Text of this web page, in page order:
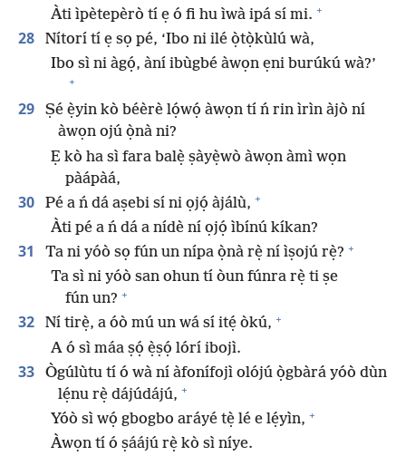
Àti ìpètepèrò tí ẹ ó fi hu ìwà ipá sí mi. +
28
Nítorí tí ẹ sọ pé, ‘Ibo ni ilé ọ̀tọ̀kùlú wà,
Ibo sì ni àgọ́, àní ibùgbé àwọn ẹni burúkú wà?’
+
29
Ṣé ẹ̀yin kò béèrè lọ́wọ́ àwọn tí ń rin ìrìn àjò ní
àwọn ojú ọ̀nà ni?
Ẹ kò ha sì fara balẹ̀ ṣàyẹ̀wò àwọn àmì wọn
pàápàá,
30 Pé a ń dá aṣebi sí ni ọjọ́ àjálù, +
Àti pé a ń dá a nídè ní ọjọ́ ìbínú kíkan?
31 Ta ni yóò sọ fún un nípa ọ̀nà rẹ̀ ní ìṣojú rẹ̀? +
Ta sì ni yóò san ohun tí òun fúnra rẹ̀ ti ṣe
fún un? +
32 Ní tirẹ̀, a óò mú un wá sí itẹ́ òkú, +
A ó sì máa ṣọ́ ẹ̀ṣọ́ lórí ibojì.
33
Ògúlùtu tí ó wà ní àfonífojì olójú ọ̀gbàrá yóò dùn
lẹ́nu rẹ̀ dájúdájú, +
Yóò sì wọ́ gbogbo aráyé tẹ̀ lé e lẹ́yìn, +
Àwọn tí ó ṣáájú rẹ̀ kò sì níye.